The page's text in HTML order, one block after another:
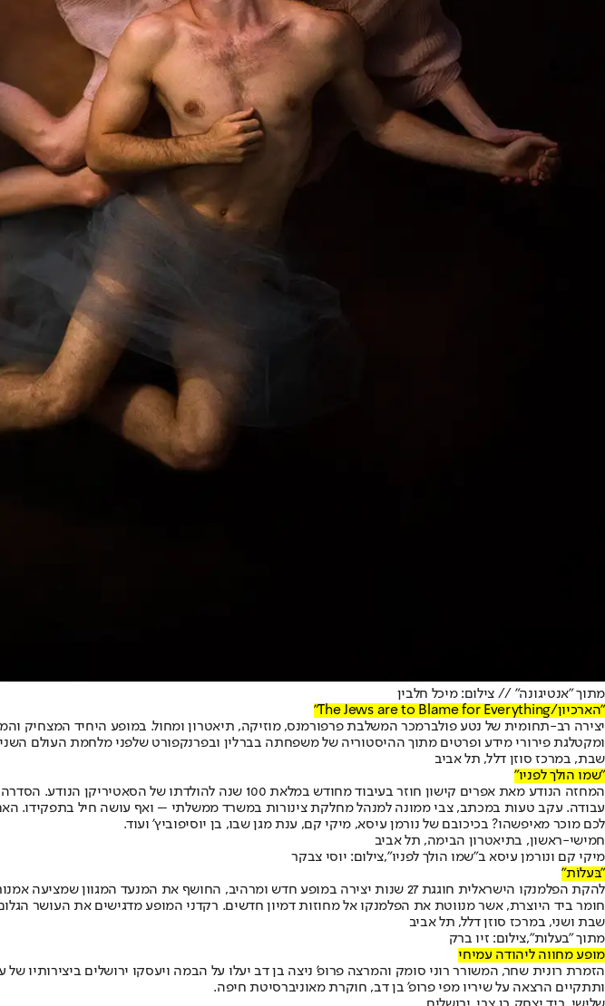
מתוך "אנטיגונה" // צילום: מיכל חלבין
"הארכיון/The Jews are to Blame for Everything
"
יצירה רב-תחומית של נטע פולברמכר המשלבת פרפורמנס, מוזיקה, תיאטרון ומחול. במופע היחיד
ומקטלגת פירורי מידע ופרטים מתוך ההיסטוריה של משפחתה בברלין ובפרנקפורט שלפני מלחמת העולם
שבת, במרכז סוזן דלל, תל אביב
"שמו הולך לפניו"
המחזה הנודע מאת אפרים קישון חוזר בעיבוד מחודש במלאת
עבודה. עקב טעות במכתב, צבי ממונה למנהל מחלקת צינורות במשרד ממשלתי – ואף עושה חיל בתפקידו.
לכם מוכר מאיפשהו? בכיכובם של נורמן עיסא, מיקי קם, ענת מגן שבו, בן יוסיפוביץ' ועוד.
חמישי-ראשון, בתיאטרון הבימה, תל אביב
מיקי קם ונורמן עיסא ב"שמו הולך לפניו",צילום: יוסי צבקר
"בּעלוֹת"
להקת הפלמנקו הישראלית חוגגת 27 שנות יצירה במופע חדש ומרהיב, החושף את
חומר ביד היוצרת, אשר מנווטת את הפלמנקו אל מחוזות דמיון חדשים. רקדני המופע מדגישים את העושר
שבת ושני, במרכז סוזן דלל, תל אביב
מתוך "בעלות",צילום: זיו ברק
מופע מחווה ליהודה עמיחי
ותתקיים הרצאה על שיריו מפי פרופ' בן דב, חוקרת מאוניברסיטת חיפה.